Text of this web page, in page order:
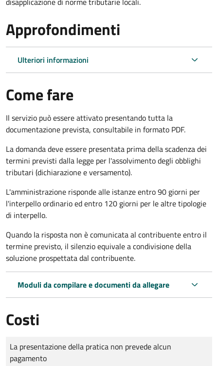
Approfondimenti
Ulteriori informazioni
Come fare
Il servizio può essere attivato presentando tutta la
documentazione prevista, consultabile in formato PDF.
La domanda deve essere presentata prima della scadenza dei
termini previsti dalla legge per l'assolvimento degli obblighi
tributari (dichiarazione e versamento).
L'amministrazione risponde alle istanze entro 90 giorni per
l'interpello ordinario ed entro 120 giorni per le altre tipologie
di interpello.
Quando la risposta non è comunicata al contribuente entro il
termine previsto, il silenzio equivale a condivisione della
soluzione prospettata dal contribuente.
Moduli da compilare e documenti da allegare
Costi
Tipo di pagamento
Importo
La presentazione della pratica non prevede alcun
pagamento